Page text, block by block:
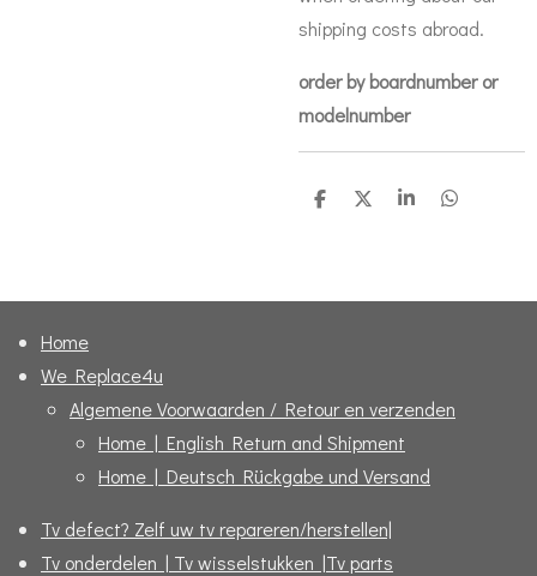
shipping costs abroad.
order by boardnumber or
modelnumber
D
D
S
D
Home
We Replace4u
Algemene Voorwaarden / Retour en verzenden
Home | English Return and Shipment
Home | Deutsch Rückgabe und Versand
Tv defect? Zelf uw tv repareren/herstellen|
Tv onderdelen | Tv wisselstukken |Tv parts